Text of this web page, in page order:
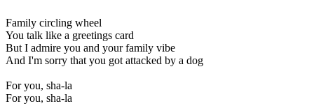
Family circling wheel
You talk like a greetings card
But I admire you and your family vibe
And I'm sorry that you got attacked by a dog
For you, sha-la
For you, sha-la